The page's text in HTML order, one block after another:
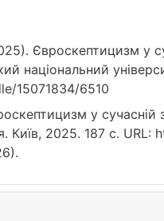
Євроскептицизм у
національний
15071834/6510
у сучасній
Київ, 2025. 187 с.